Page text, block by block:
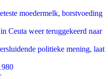
moedermelk, borstvoeding
Ceuta weer teruggekeerd naar
politieke mening, laat